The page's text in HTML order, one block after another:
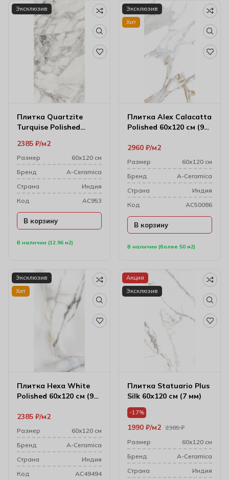
Эксклюзив
Плитка Quartzite
Turquise Polished
В наличии (12.96 м2)
2385 ₽ м2
Размер
60х120 см
Бренд
A-Ceramica
Cтрана
Индия
Код
AC953
В корзину
Эксклюзив
Хит
Плитка Alex Calacatta
Polished 60х120 см (9
В наличии (более 50 м2)
2960 ₽ м2
Размер
60х120 см
Бренд
A-Ceramica
Cтрана
Индия
Код
AC50086
В корзину
Эксклюзив
Хит
Плитка Hexa White
Polished 60х120 см (9
2385 ₽ м2
Размер
60х120 см
Бренд
A-Ceramica
Cтрана
Индия
Код
AC49494
Акция
Эксклюзив
Плитка Statuario Plus
Silk 60х120 см (7 мм)
-17%
2385₽
1990 ₽ м2
Размер
60х120 см
Бренд
A-Ceramica
Cтрана
Индия